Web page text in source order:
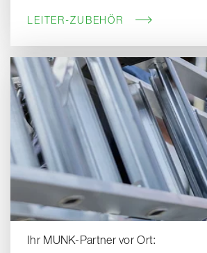
LEITER-ZUBEHÖR
Ihr MUNK-Partner vor Ort: